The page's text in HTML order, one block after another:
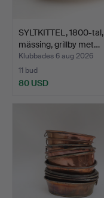
SYLTKITTEL, 1800-tal,
mässing, grillby met…
Klubbades 6 aug 2026
11 bud
80 USD